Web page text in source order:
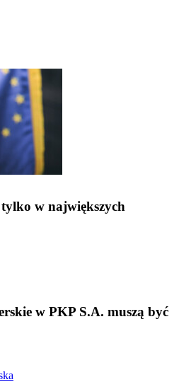
w największych
w PKP S.A. muszą być